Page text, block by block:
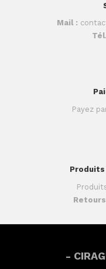
Mail :
Payez
-